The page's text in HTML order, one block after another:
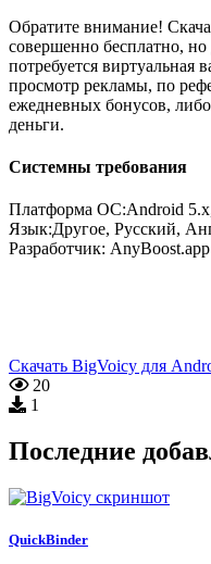
Обратите внимание!
совершенно бесплатно, но
потребуется виртуальная
просмотр рекламы, по
ежедневных бонусов,
деньги.
Системны требования
Платформа ОС:Android
Язык:Другое, Русский,
Разработчик: AnyBoost.app
Скачать BigVoicy для
20
1
Последние
QuickBinder